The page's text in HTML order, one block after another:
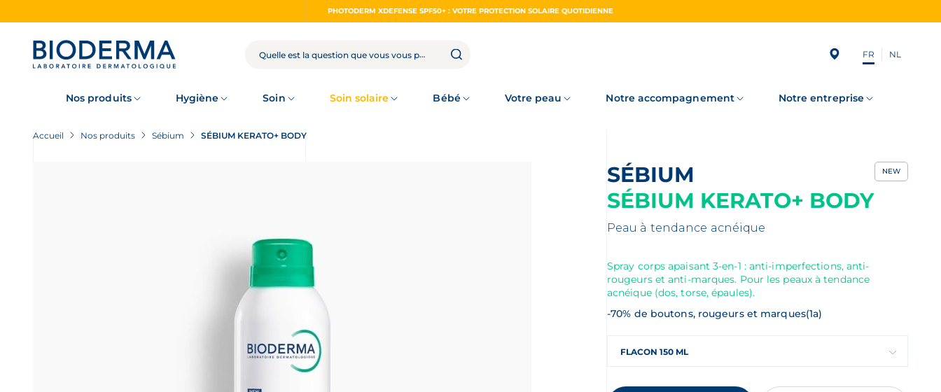
PHOTODERM XDEFENSE SPF50+ : VOTRE PROTECTION SOLAIRE QUOTIDIENNE
RECHERCHE
Subscribing
FR NL
Nos produits Hygiène Soin Soin solaire Bébé Votre peau Notre accompagnement Notre entreprise
Accueil Nos produits Sébium SÉBIUM KERATO+ BODY
SÉBIUM
SÉBIUM KERATO+ BODY
NEW
Peau à tendance acnéique
Spray corps apaisant 3-en-1 : anti-imperfections, anti-
rougeurs et anti-marques. Pour les peaux à tendance
acnéique (dos, torse, épaules).
-70% de boutons, rougeurs et marques(1a)
FLACON 150 ML